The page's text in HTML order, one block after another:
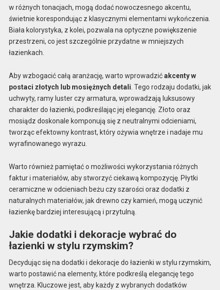
w różnych tonacjach, mogą dodać nowoczesnego akcentu,
świetnie korespondując z klasycznymi elementami wykończenia.
Biała kolorystyka, z kolei, pozwala na optyczne powiększenie
przestrzeni, co jest szczególnie przydatne w mniejszych
łazienkach.
Aby wzbogacić całą aranżację, warto wprowadzićakcenty w
postaci złotych lub mosiężnych detali . Tego rodzaju dodatki, jak
uchwyty, ramy luster czy armatura, wprowadzają luksusowy
charakter do łazienki, podkreślając jej elegancję. Złoto oraz
mosiądz doskonale komponują się z neutralnymi odcieniami,
tworząc efektowny kontrast, który ożywia wnętrze i nadaje mu
wyrafinowanego wyrazu.
Warto również pamiętać o możliwości wykorzystania różnych
faktur i materiałów, aby stworzyć ciekawą kompozycję. Płytki
ceramiczne w odcieniach beżu czy szarości oraz dodatki z
naturalnych materiałów, jak drewno czy kamień, mogą uczynić
łazienkę bardziej interesującą i przytulną.
Jakie dodatki i dekoracje wybrać do
łazienki w stylu rzymskim?
Decydując się na dodatki i dekoracje do łazienki w stylu rzymskim,
warto postawić na elementy, które podkreślą elegancję tego
wnętrza. Kluczowe jest, aby każdy z wybranych dodatków